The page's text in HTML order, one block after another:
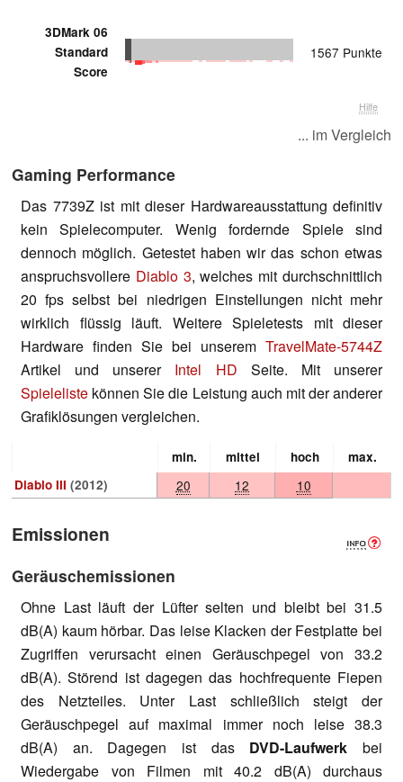
3DMark 06
Standard
Score
1567 Punkte
Hilfe
... im Vergleich
Gaming Performance
Das 7739Z ist mit dieser Hardwareausstattung definitiv
kein Spielecomputer. Wenig fordernde Spiele sind
dennoch möglich. Getestet haben wir das schon etwas
anspruchsvollere Diablo 3, welches mit durchschnittlich
20 fps selbst bei niedrigen Einstellungen nicht mehr
wirklich flüssig läuft. Weitere Spieletests mit dieser
Hardware finden Sie bei unserem TravelMate-5744Z
Artikel und unserer Intel HD Seite. Mit unserer
Spieleliste können Sie die Leistung auch mit der anderer
Grafiklösungen vergleichen.
min. mittel hoch
max.
Diablo III (2012) 20 12 10
Emissionen
Geräuschemissionen
Ohne Last läuft der Lüfter selten und bleibt bei 31.5
dB(A) kaum hörbar. Das leise Klacken der Festplatte bei
Zugriffen verursacht einen Geräuschpegel von 33.2
dB(A). Störend ist dagegen das hochfrequente Fiepen
des Netzteiles. Unter Last schließlich steigt der
Geräuschpegel auf maximal immer noch leise 38.3
dB(A) an. Dagegen ist das DVD-Laufwerk bei
Wiedergabe von Filmen mit 40.2 dB(A) durchaus